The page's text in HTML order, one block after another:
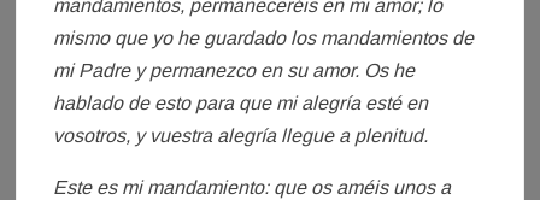
mandamientos, permaneceréis en mi amor; lo
mismo que yo he guardado los mandamientos de
mi Padre y permanezco en su amor. Os he
hablado de esto para que mi alegría esté en
vosotros, y vuestra alegría llegue a plenitud.
Este es mi mandamiento: que os améis unos a